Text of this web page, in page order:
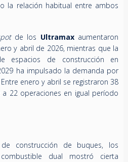
la relación habitual entre ambos
de los Ultramaxaumentaron
y abril de 2026, mientras que la
espacios de construcción en
ha impulsado la demanda por
enero y abril se registraron 38
22 operaciones en igual período
construcción de buques, los
dual mostró cierta